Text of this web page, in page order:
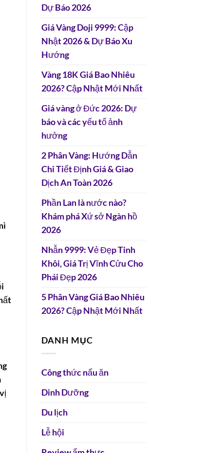
Dự Báo 2026
Giá Vàng Doji 9999: Cập
Nhật 2026 & Dự Báo Xu
Hướng
Vàng 18K Giá Bao Nhiêu
2026? Cập Nhật Mới Nhất
Giá vàng ở Đức 2026: Dự
báo và các yếu tố ảnh
hưởng
2 Phân Vàng: Hướng Dẫn
Chi Tiết Định Giá & Giao
Dịch An Toàn 2026
Phần Lan là nước nào?
Khám phá Xứ sở Ngàn hồ
2026
Nhẫn 9999: Vẻ Đẹp Tinh
Khôi, Giá Trị Vĩnh Cửu Cho
Phái Đẹp 2026
5 Phân Vàng Giá Bao Nhiêu
2026? Cập Nhật Mới Nhất
DANH MỤC
Công thức nấu ăn
Dinh Dưỡng
Du lịch
Lễ hội